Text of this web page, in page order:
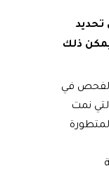
ذلك
في
نمت